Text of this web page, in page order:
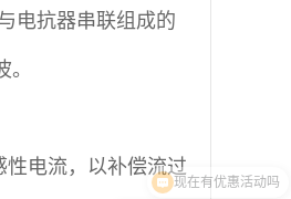
电抗器串联组成的
电流，以补偿流过